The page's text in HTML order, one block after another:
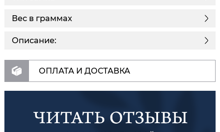
Описание:
Вес в граммах
ОПЛАТА И ДОСТАВКА